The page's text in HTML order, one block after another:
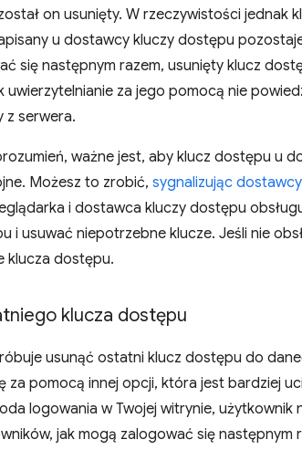
on usunięty. W rzeczywistości
u dostawcy kluczy dostępu
się następnym razem, usunięty klucz
uwierzytelnianie za jego pomocą nie
z serwera.
ważne jest, aby klucz dostępu u
Możesz to zrobić, sygnalizując
i dostawca kluczy dostępu
i usuwać niepotrzebne klucze. Jeśli nie
klucza dostępu.
klucza dostępu
usunąć ostatni klucz dostępu do
za pomocą innej opcji, która jest bardziej
logowania w Twojej witrynie, użytkownik
jak mogą zalogować się następnym